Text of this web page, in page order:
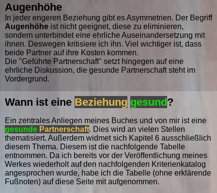
Augenhöhe
In jeder engeren Beziehung gibt es Asymmetrien. Der Begriff
Augenhöhe ist nicht geeignet, diese zu eliminieren,
sondern unterbindet eine ehrliche Auseinandersetzung mit
ihnen. Deswegen kritisiere ich ihn. Viel wichtiger ist, dass
beide Partner auf ihre Kosten kommen.
Die "Geführte Partnerschaft" setzt hingegen auf eine
ehrliche Diskussion, die gesunde Partnerschaft steht im
Vordergrund.
Wann ist eine Beziehung gesund?
Ein zentrales Anliegen meines Buches und von mir ist eine
gesunde Partnerschaft. Dies wird an vielen Stellen
thematisiert. Außerdem widmet sich Kapitel 6 ausschließlich
diesem Thema. Diesem ist die nachfolgende Tabelle
entnommen. Da ich bereits vor der Veröffentlichung meines
Werkes wiederholt auf den nachfolgenden Kriterienkatalog
angesprochen wurde, habe ich die Tabelle (ohne erklärende
Fußnoten) auf diese Seite mit aufgenommen.